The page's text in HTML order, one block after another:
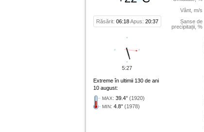
Răsărit: 06:18Apus: 20:37
Vânt, m/s
Șanse de
precipitații, %
Extreme în ultimii 130 de ani
10 august:
MAX: 39.4° (1920)
MIN: 4.8° (1978)
5:27